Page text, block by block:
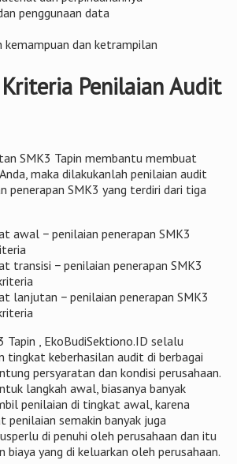
penggunaan data
kemampuan dan ketrampilan
Penilaian Audit
SMK3 Tapin membantu membuat
maka dilakukanlah penilaian audit
penerapan SMK3 yang terdiri dari tiga
awal − penilaian penerapan SMK3
transisi − penilaian penerapan SMK3
lanjutan − penilaian penerapan SMK3
Tapin , EkoBudiSektiono.ID selalu
tingkat keberhasilan audit di berbagai
persyaratan dan kondisi perusahaan.
langkah awal, biasanya banyak
penilaian di tingkat awal, karena
penilaian semakin banyak juga
di penuhi oleh perusahaan dan itu
biaya yang di keluarkan oleh perusahaan.